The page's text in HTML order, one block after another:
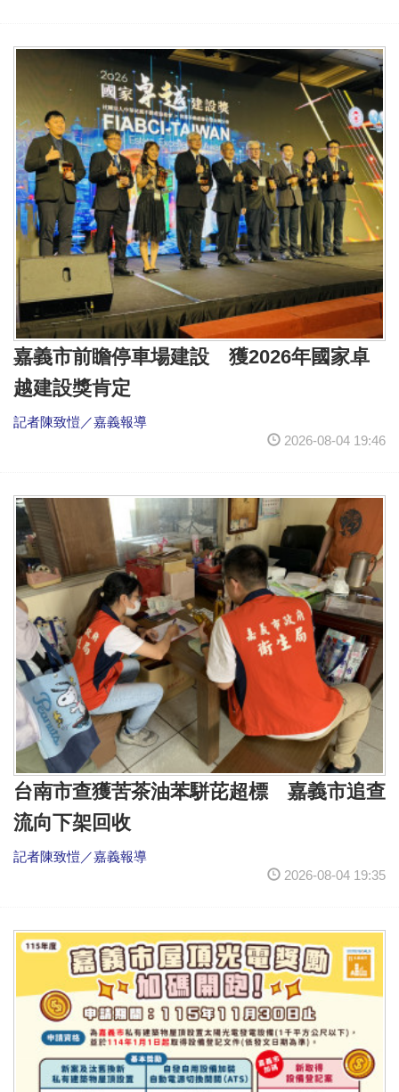
嘉義市前瞻停車場建設 獲2026年國家卓
越建設獎肯定
記者陳致愷／嘉義報導
2026-08-04 19:46
台南市查獲苦茶油苯駢芘超標 嘉義市追查
流向下架回收
記者陳致愷／嘉義報導
2026-08-04 19:35